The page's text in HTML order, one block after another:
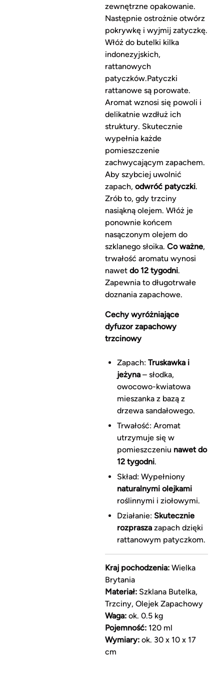
zewnętrzne opakowanie.
Następnie ostrożnie otwórz
pokrywkę i wyjmij zatyczkę.
Włóż do butelki kilka
indonezyjskich,
rattanowych
patyczków.Patyczki
rattanowe są porowate.
Aromat wznosi się powoli i
delikatnie wzdłuż ich
struktury. Skutecznie
wypełnia każde
pomieszczenie
zachwycającym zapachem.
Aby szybciej uwolnić
zapach, odwróć patyczki.
Zrób to, gdy trzciny
nasiąkną olejem. Włóż je
ponownie końcem
nasączonym olejem do
szklanego słoika. Co ważne,
trwałość aromatu wynosi
nawet do 12 tygodni.
Zapewnia to długotrwałe
doznania zapachowe.
Cechy wyróżniające
dyfuzor zapachowy
trzcinowy
Zapach: Truskawka i
jeżyna– słodka,
owocowo-kwiatowa
mieszanka z bazą z
drzewa sandałowego.
Trwałość: Aromat
utrzymuje się w
pomieszczeniu nawet do
12 tygodni.
Skład: Wypełniony
naturalnymi olejkami
roślinnymi i ziołowymi.
Działanie: Skutecznie
rozpraszazapach dzięki
rattanowym patyczkom.
Kraj pochodzenia:Wielka
Brytania
Materiał:Szklana Butelka,
Trzciny, Olejek Zapachowy
Waga:ok. 0.5 kg
Pojemność:120 ml
Wymiary:ok. 30 x 10 x 17
cm